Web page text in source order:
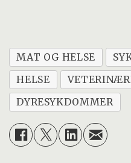
MAT OG HELSE
HELSE
DYRESYKDOMMER